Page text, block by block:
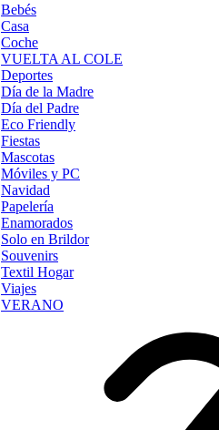
Bebés
Casa
Coche
VUELTA AL COLE
Deportes
Día de la Madre
Día del Padre
Eco Friendly
Fiestas
Mascotas
Móviles y PC
Navidad
Papelería
Enamorados
Solo en Brildor
Souvenirs
Textil Hogar
Viajes
VERANO